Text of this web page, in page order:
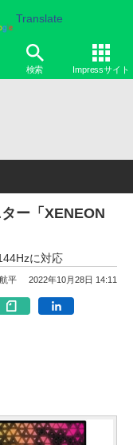
Translate
検索 Impressサイト
ー「XENEON
に対応
平 2022年10月28日 14:11